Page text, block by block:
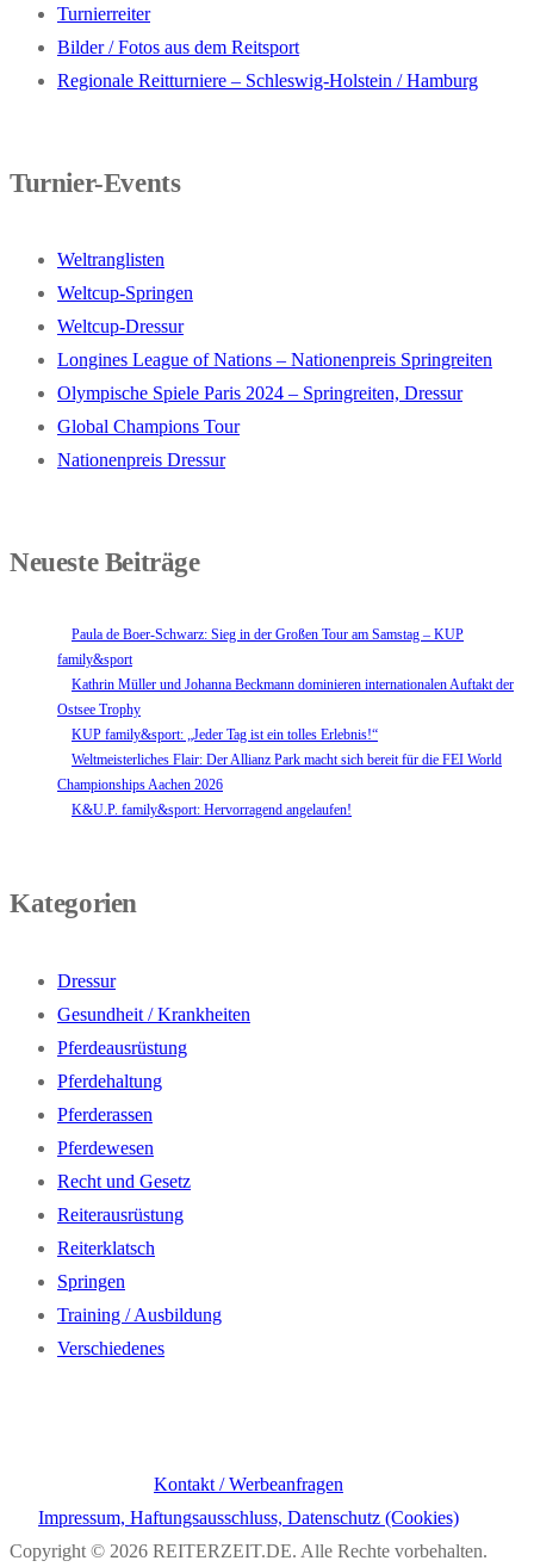
Turnierreiter
Bilder / Fotos aus dem Reitsport
Regionale Reitturniere – Schleswig-Holstein / Hamburg
Turnier-Events
Weltranglisten
Weltcup-Springen
Weltcup-Dressur
Longines League of Nations – Nationenpreis Springreiten
Olympische Spiele Paris 2024 – Springreiten, Dressur
Global Champions Tour
Nationenpreis Dressur
Neueste Beiträge
Paula de Boer-Schwarz: Sieg in der Großen Tour am Samstag – KUP
family&sport
Kathrin Müller und Johanna Beckmann dominieren internationalen Auftakt der
Ostsee Trophy
KUP family&sport: „Jeder Tag ist ein tolles Erlebnis!“
Weltmeisterliches Flair: Der Allianz Park macht sich bereit für die FEI World
Championships Aachen 2026
K&U.P. family&sport: Hervorragend angelaufen!
Kategorien
Dressur
Gesundheit / Krankheiten
Pferdeausrüstung
Pferdehaltung
Pferderassen
Pferdewesen
Recht und Gesetz
Reiterausrüstung
Reiterklatsch
Springen
Training / Ausbildung
Verschiedenes
Kontakt / Werbeanfragen
Impressum, Haftungsausschluss, Datenschutz (Cookies)
Copyright © 2026 REITERZEIT.DE. Alle Rechte vorbehalten.